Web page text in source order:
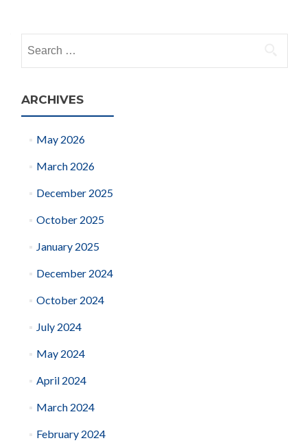
for:
ARCHIVES
May 2026
March 2026
December 2025
October 2025
January 2025
December 2024
October 2024
July 2024
May 2024
April 2024
March 2024
February 2024